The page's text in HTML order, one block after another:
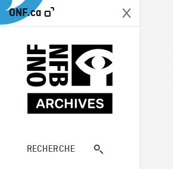
ONF.ca
RECHERCHE